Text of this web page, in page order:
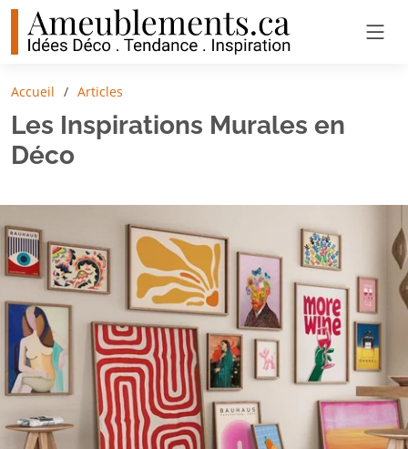
Accueil Articles
Les Inspirations Murales en
Déco